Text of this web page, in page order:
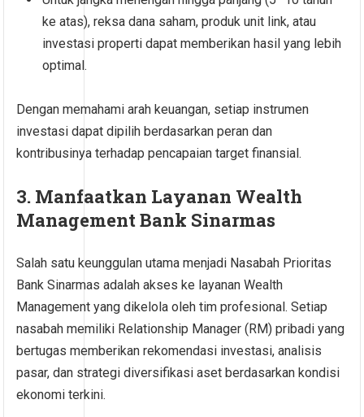
ke atas), reksa dana saham, produk unit link, atau
investasi properti dapat memberikan hasil yang lebih
optimal.
Dengan memahami arah keuangan, setiap instrumen
investasi dapat dipilih berdasarkan peran dan
kontribusinya terhadap pencapaian target finansial.
3. Manfaatkan Layanan Wealth
Management Bank Sinarmas
Salah satu keunggulan utama menjadi Nasabah Prioritas
Bank Sinarmas adalah akses ke layanan Wealth
Management yang dikelola oleh tim profesional. Setiap
nasabah memiliki Relationship Manager (RM) pribadi yang
bertugas memberikan rekomendasi investasi, analisis
pasar, dan strategi diversifikasi aset berdasarkan kondisi
ekonomi terkini.